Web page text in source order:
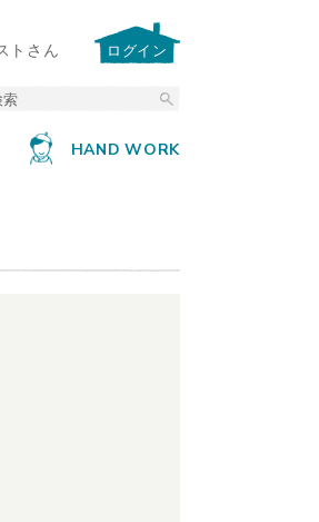
トさん ログイン
HAND WORK